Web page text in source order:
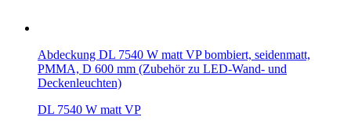
Abdeckung DL 7540 W matt VP bombiert, seidenmatt,
PMMA, D 600 mm (Zubehör zu LED-Wand- und
Deckenleuchten)
DL 7540 W matt VP